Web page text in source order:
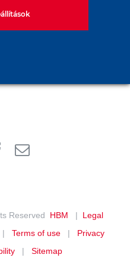
Reserved HBM | Legal
Terms of use| Privacy
| Sitemap